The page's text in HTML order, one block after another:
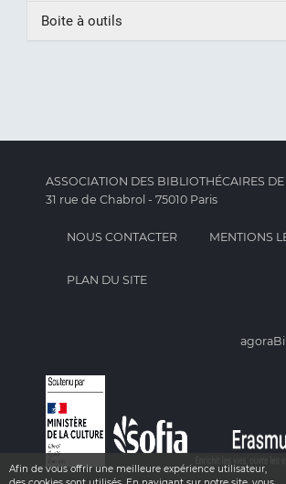
Afin de vous offrir une meilleure expérience utilisateur,
Boite à outils
ASSOCIATION DES BIBLIOTHÉCAIRES
31 rue de Chabrol - 75010 Paris
NOUS CONTACTER MENTIONS
PLAN DU SITE